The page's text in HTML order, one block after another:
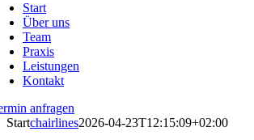
Start
Über uns
Team
Praxis
Leistungen
Kontakt
anfragen
Startchairlines2026-04-23T12:15:09+02:00